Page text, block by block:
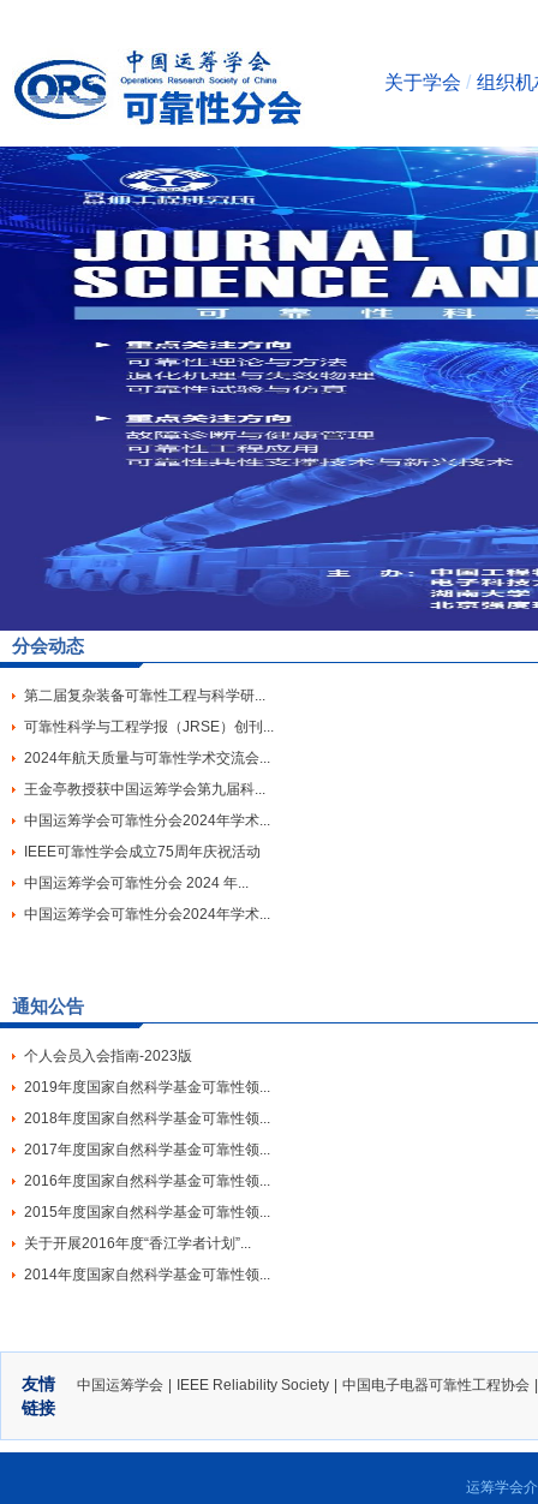
关于学会 / 组织机
分会动态
第二届复杂装备可靠性工程与科学研...
可靠性科学与工程学报（JRSE）创刊...
2024年航天质量与可靠性学术交流会...
王金亭教授获中国运筹学会第九届科...
中国运筹学会可靠性分会2024年学术...
IEEE可靠性学会成立75周年庆祝活动
中国运筹学会可靠性分会 2024 年...
中国运筹学会可靠性分会2024年学术...
通知公告
个人会员入会指南-2023版
2019年度国家自然科学基金可靠性领...
2018年度国家自然科学基金可靠性领...
2017年度国家自然科学基金可靠性领...
2016年度国家自然科学基金可靠性领...
2015年度国家自然科学基金可靠性领...
关于开展2016年度“香江学者计划”...
2014年度国家自然科学基金可靠性领...
友情
链接
中国运筹学会 IEEE Reliability Society 中国电子电器可靠性工程协会
运筹学会